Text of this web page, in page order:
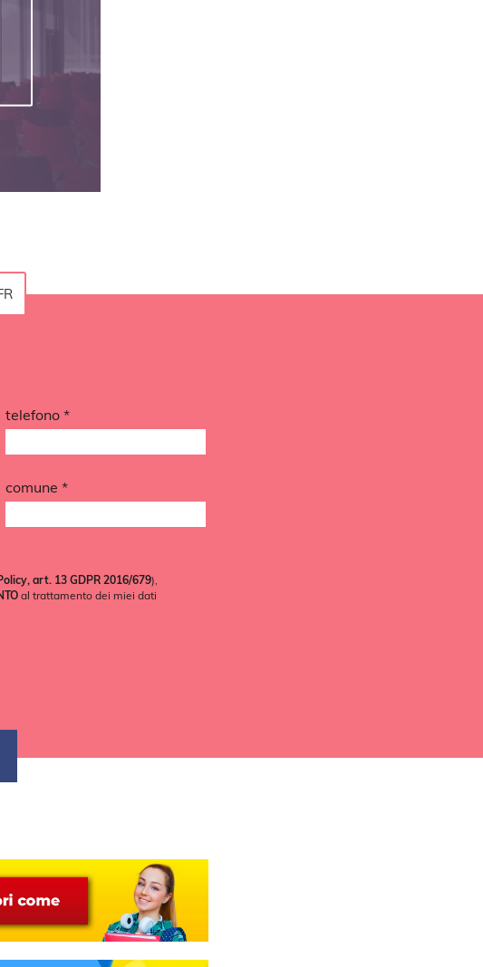
telefono *
comune *
art. 13 GDPR 2016/679),
al trattamento dei miei dati